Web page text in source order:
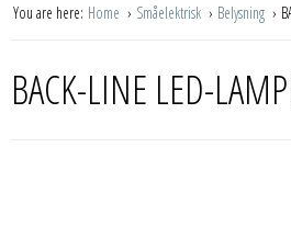
You are here: Home Småelektrisk Belysning
BACK-LINE LED-